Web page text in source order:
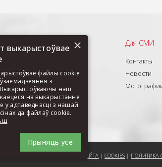
под заказ
Для СМИ
Контакты
Новости
КАРТА САЙТА | COOKIES | ПОЛИТИКА
×
выкарыстоўвае
файлы cookie
з
Выкарыстоўваючы наш
на выкарыстанне
у адпаведнасці з нашай
да файлаў cookie.
Прыняць усё